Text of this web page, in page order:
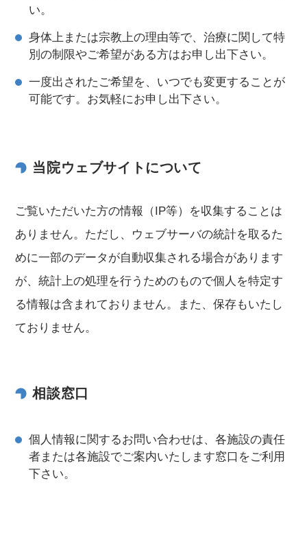
い。
身体上または宗教上の理由等で、治療に関して特
別の制限やご希望がある方はお申し出下さい。
一度出されたご希望を、いつでも変更することが
可能です。お気軽にお申し出下さい。
当院ウェブサイトについて
ご覧いただいた方の情報（IP等）を収集することは
ありません。ただし、ウェブサーバの統計を取るた
めに一部のデータが自動収集される場合があります
が、統計上の処理を行うためのもので個人を特定す
る情報は含まれておりません。また、保存もいたし
ておりません。
相談窓口
個人情報に関するお問い合わせは、各施設の責任
者または各施設でご案内いたします窓口をご利用
下さい。